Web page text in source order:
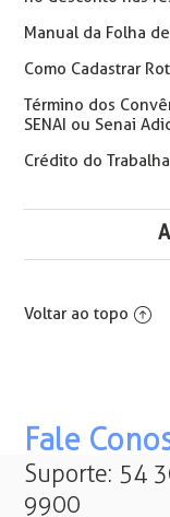
Manual da Folha
Como Cadastrar
Término dos
SENAI ou Senai
Crédito do
Como Excluir
Voltar ao topo
Fale
Suporte: 54
9900